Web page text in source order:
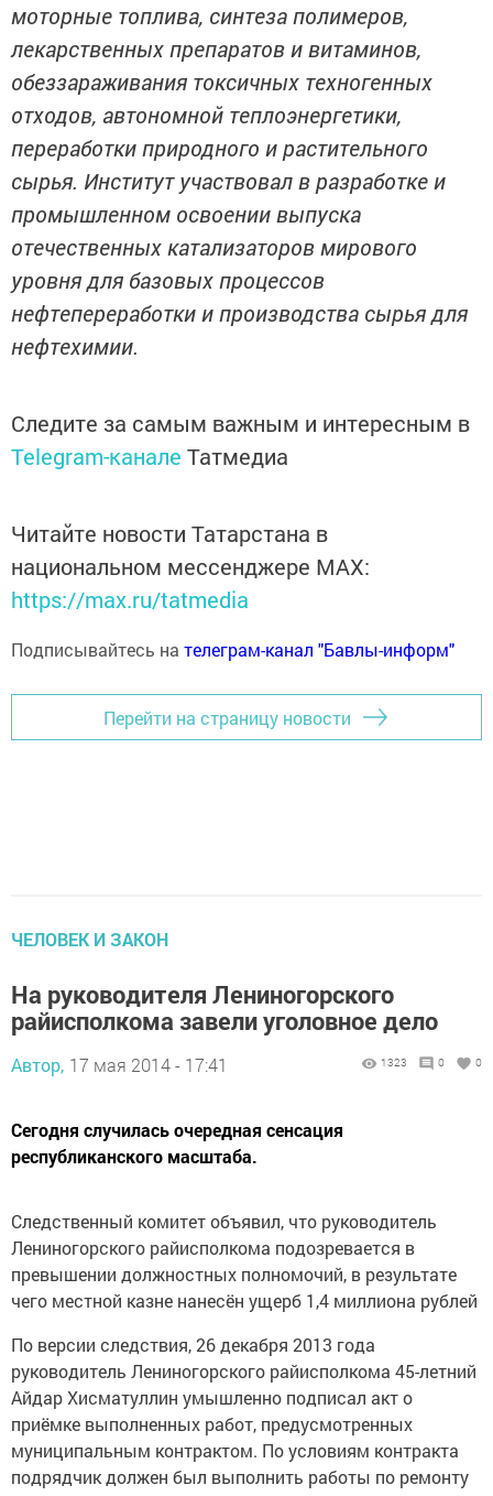
моторные топлива, синтеза полимеров,
лекарственных препаратов и витаминов,
обеззараживания токсичных техногенных
отходов, автономной теплоэнергетики,
переработки природного и растительного
сырья. Институт участвовал в разработке и
промышленном освоении выпуска
отечественных катализаторов мирового
уровня для базовых процессов
нефтепереработки и производства сырья для
нефтехимии.
Следите за самым важным и интересным в
Telegram-канале Татмедиа
Читайте новости Татарстана в
национальном мессенджере MАХ:
https://max.ru/tatmedia
Подписывайтесь на телеграм-канал "Бавлы-информ"
Перейти на страницу новости
ЧЕЛОВЕК И ЗАКОН
На руководителя Лениногорского
райисполкома завели уголовное дело
Автор, 17 мая 2014 - 17:41 1323 0 0
Сегодня случилась очередная сенсация
республиканского масштаба.
Следственный комитет объявил, что руководитель
Лениногорского райисполкома подозревается в
превышении должностных полномочий, в результате
чего местной казне нанесён ущерб 1,4 миллиона рублей
По версии следствия, 26 декабря 2013 года
руководитель Лениногорского райисполкома 45-летний
Айдар Хисматуллин умышленно подписал акт о
приёмке выполненных работ, предусмотренных
муниципальным контрактом. По условиям контракта
подрядчик должен был выполнить работы по ремонту